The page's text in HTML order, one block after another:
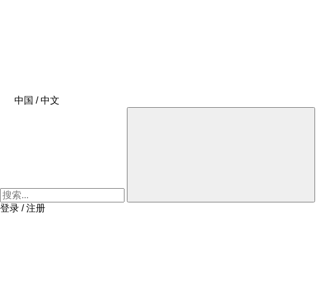
中国 / 中文
登录 / 注册